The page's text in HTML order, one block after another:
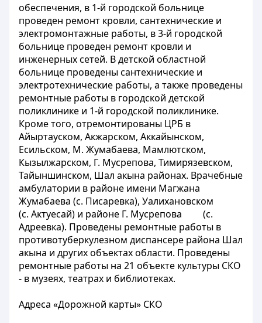
обеспечения, в 1-й городской больнице
проведен ремонт кровли, сантехнические и
электромонтажные работы, в 3-й городской
больнице проведен ремонт кровли и
инженерных сетей. В детской областной
больнице проведены сантехнические и
электротехнические работы, а также проведены
ремонтные работы в городской детской
поликлинике и 1-й городской поликлинике.
Кроме того, отремонтированы ЦРБ в
Айыртауском, Акжарском, Аккайынском,
Есильском, М. Жумабаева, Мамлютском,
Кызылжарском, Г. Мусрепова, Тимирязевском,
Тайыншинском, Шал акына районах. Врачебные
амбулатории в районе имени Магжана
Жумабаева (с. Писаревка), Уалихановском
(с. Актуесай) и районе Г. Мусрепова (с.
Адреевка). Проведены ремонтные работы в
противотуберкулезном диспансере района Шал
акына и других объектах области. Проведены
ремонтные работы на 21 объекте культуры СКО
- в музеях, театрах и библиотеках.
Адреса «Дорожной карты» СКО